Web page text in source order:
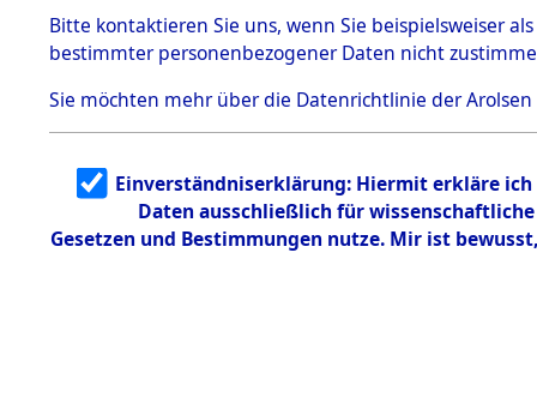
5.3.1 Alliierte
Erhebungen
zu
Todesmärsch
en
5.3.2
Identifizierun
g
5.3.3
Todesmärsch
Bitte kontaktieren Sie uns, wenn Sie beispielsweiser
bestimmter personenbezogener Daten nicht
Sie möchten mehr über die Datenrichtlinie der Arolsen
Einverständniserklärung: Hiermit erkläre
Daten ausschließlich für
Gesetzen und Bestimmungen nutze. Mir ist